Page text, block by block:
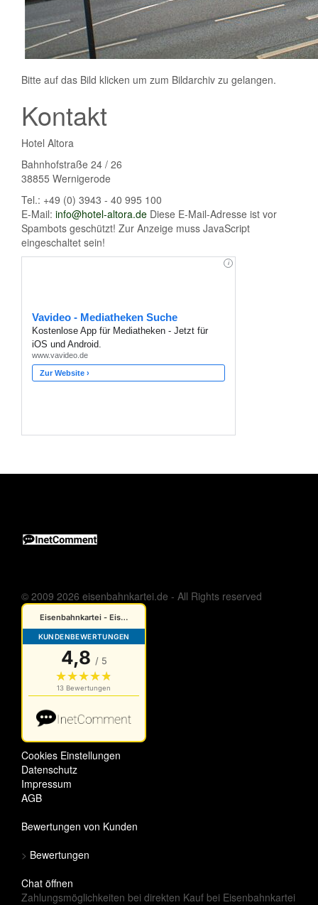
Bitte auf das Bild klicken um zum Bildarchiv zu gelangen.
Kontakt
Hotel Altora
Bahnhofstraße 24 / 26
38855 Wernigerode
Tel.: +49 (0) 3943 - 40 995 100
E-Mail: info@hotel-altora.de Diese E-Mail-Adresse ist vor
Spambots geschützt! Zur Anzeige muss JavaScript
eingeschaltet sein!
© 2009 2026 eisenbahnkartei.de - All Rights reserved
Cookies Einstellungen
Datenschutz
Impressum
AGB
Bewertungen von Kunden
> Bewertungen
Chat öffnen
Zahlungsmöglichkeiten bei direkten Kauf bei Eisenbahnkartei